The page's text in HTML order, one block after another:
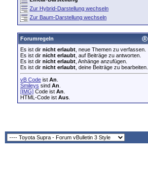
Zur Hybrid-Darstellung wechseln
Zur Baum-Darstellung wechseln
Forumregeln
Es ist dir nicht erlaubt , neue Themen zu verfassen.
Es ist dir nicht erlaubt , auf Beiträge zu antworten.
Es ist dir nicht erlaubt , Anhänge anzufügen.
Es ist dir nicht erlaubt , deine Beiträge zu bearbeiten.
vB Code ist An
Smileys sind An
[IMG] Code ist An
HTML-Code ist Aus